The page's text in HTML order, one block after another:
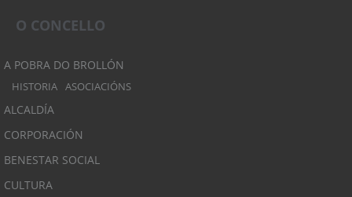
O CONCELLO
A POBRA DO BROLLÓN
HISTORIA ASOCIACIÓNS
ALCALDÍA
CORPORACIÓN
BENESTAR SOCIAL
CULTURA